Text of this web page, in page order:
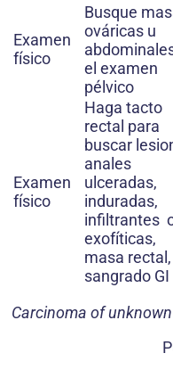
Examen
físico
Busque
ováricas u
el examen
pélvico
Examen
físico
Haga tacto
rectal para
buscar
anales
ulceradas,
induradas,
infiltrantes
exofíticas,
masa rectal,
sangrado GI
Carcinoma of